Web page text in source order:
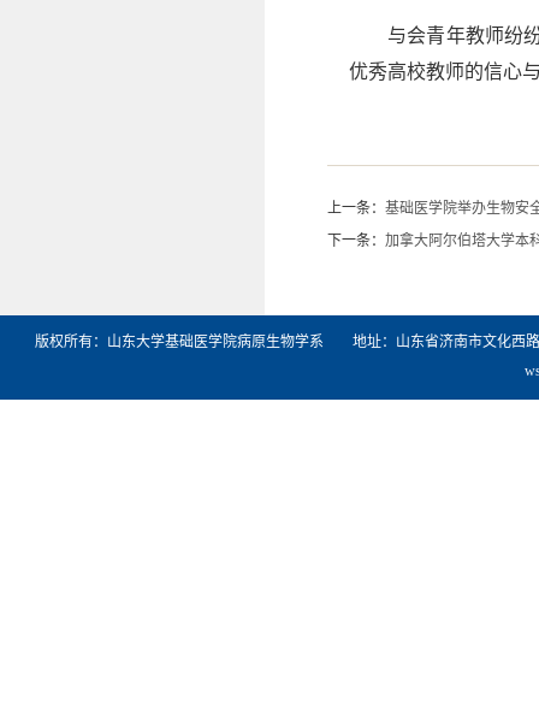
与会青年教师纷
优秀高校教师的信心
上一条： 基础医学院举办生物安
下一条： 加拿大阿尔伯塔大学本
版权所有：山东大学基础医学院病原生物学系 地址：山东省济南市文化